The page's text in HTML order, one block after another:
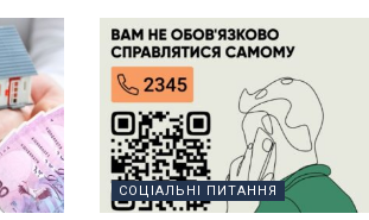
СОЦІАЛЬНІ ПИТАННЯ